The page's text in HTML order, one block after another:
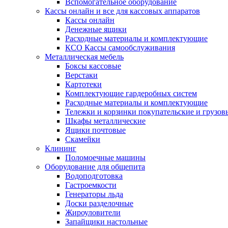
Вспомогательное оборудование
Кассы онлайн и все для кассовых аппаратов
Кассы онлайн
Денежные ящики
Расходные материалы и комплектующие
КСО Кассы самообслуживания
Металлическая мебель
Боксы кассовые
Верстаки
Картотеки
Комплектующие гардеробных систем
Расходные материалы и комплектующие
Тележки и корзинки покупательские и
Шкафы металлические
Ящики почтовые
Скамейки
Клининг
Поломоечные машины
Оборудование для общепита
Водоподготовка
Гастроемкости
Генераторы льда
Доски разделочные
Жироуловители
Запайщики настольные